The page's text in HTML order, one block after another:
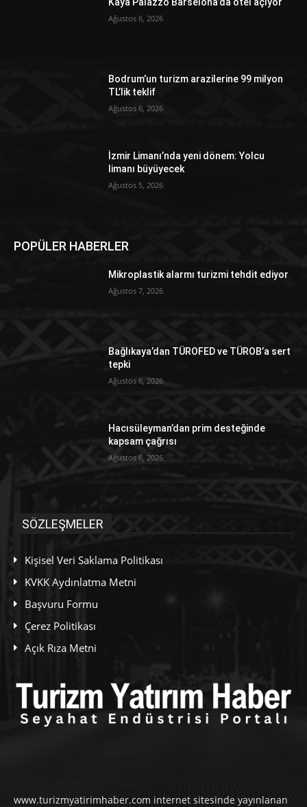
Kaya Palazzo Barselona’da otel açıyor
Ağustos 6, 2026
Bodrum’un turizm arazilerine 99 milyon
TL’lik teklif
Ağustos 6, 2026
İzmir Limanı’nda yeni dönem: Yolcu
limanı büyüyecek
Ağustos 5, 2026
POPÜLER HABERLER
Mikroplastik alarmı turizmi tehdit ediyor
Ağustos 7, 2026
Bağlıkaya’dan TÜROFED ve TÜROB’a sert
tepki
Ağustos 6, 2026
Hacısüleyman’dan prim desteğinde
kapsam çağrısı
Ağustos 6, 2026
SÖZLEŞMELER
Kişisel Veri Saklama Politikası
KVKK Aydınlatma Metni
Başvuru Formu
Çerez Politikası
Açık Rıza Metni
www.turizmyatirimhaber.com internet sitesinde yayınlanan